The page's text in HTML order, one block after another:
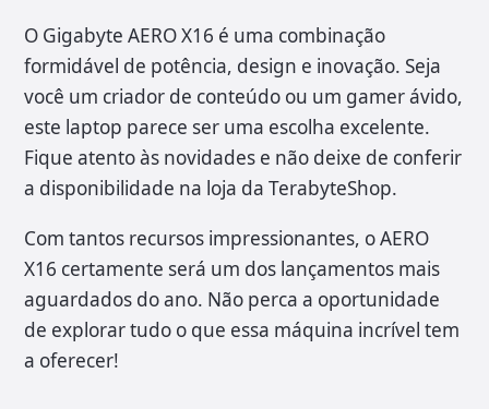
O Gigabyte AERO X16 é uma combinação
formidável de potência, design e inovação. Seja
você um criador de conteúdo ou um gamer ávido,
este laptop parece ser uma escolha excelente.
Fique atento às novidades e não deixe de conferir
a disponibilidade na loja da TerabyteShop.
Com tantos recursos impressionantes, o AERO
X16 certamente será um dos lançamentos mais
aguardados do ano. Não perca a oportunidade
de explorar tudo o que essa máquina incrível tem
a oferecer!